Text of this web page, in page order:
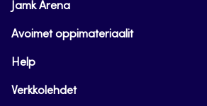
Jamk Arena
Avoimet oppimateriaalit
Help
Verkkolehdet